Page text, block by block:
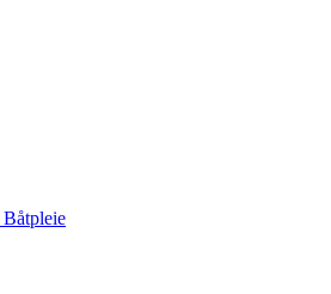
Båtpleie